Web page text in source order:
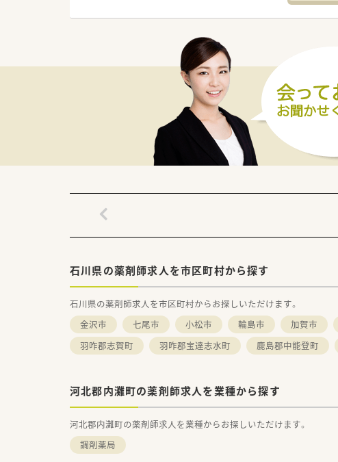
■在宅や教育等の専門性を活かせる
■その他にも、管理部門や商品部門等
■在宅実施店舗は年々増加しており、
■育児休暇は3歳まで取得が可能で、
■年間休日が120日とワークライフバ
■日用品から常備薬まで、従業員割引
石川県の薬剤師求人を市区町村から探す
石川県の薬剤師求人を市区町村からお探しいただけます。
金沢市
七尾市 小松市 輪島市 加賀市
羽咋郡志賀町
羽咋郡宝達志水町 鹿島郡中能登町
河北郡内灘町の薬剤師求人を業種から探す
河北郡内灘町の薬剤師求人を業種からお探しいただけます。
調剤薬局